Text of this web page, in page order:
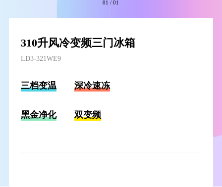
01 /01
310升风冷变频三门冰箱
LD3-321WE9
三档变温 深冷速冻
黑金净化 双变频